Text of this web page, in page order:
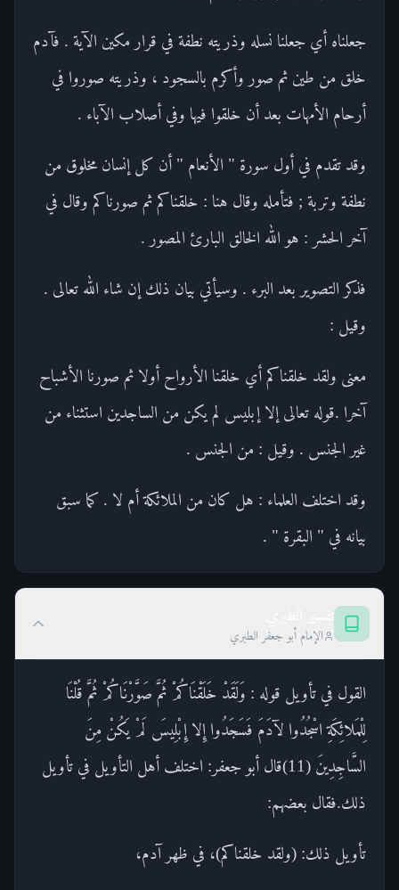
جعلناه أي جعلنا نسله وذريته نطفة في قرار مكين الآية . فآدم
خلق من طين ثم صور وأكرم بالسجود ، وذريته صوروا في
أرحام الأمهات بعد أن خلقوا فيها وفي أصلاب الآباء .
وقد تقدم في أول سورة " الأنعام " أن كل إنسان مخلوق من
نطفة وتربة ; فتأمله وقال هنا : خلقناكم ثم صورناكم وقال في
آخر الحشر : هو الله الخالق البارئ المصور .
فذكر التصوير بعد البرء . وسيأتي بيان ذلك إن شاء الله تعالى .
وقيل :
معنى ولقد خلقناكم أي خلقنا الأرواح أولا ثم صورنا الأشباح
آخرا .قوله تعالى إلا إبليس لم يكن من الساجدين استثناء من
غير الجنس . وقيل : من الجنس .
وقد اختلف العلماء : هل كان من الملائكة أم لا . كما سبق
بيانه في " البقرة " .
الإمام أبو جعفر الطبري
القول في تأويل قوله : وَلَقَدْ خَلَقْنَاكُمْ ثُمَّ صَوَّرْنَاكُمْ ثُمَّ قُلْنَا
لِلْمَلائِكَةِ اسْجُدُوا لآدَمَ فَسَجَدُوا إِلا إِبْلِيسَ لَمْ يَكُنْ مِنَ
السَّاجِدِينَ (11)قال أبو جعفر: اختلف أهل التأويل في تأويل
ذلك.فقال بعضهم:
تأويل ذلك: (ولقد خلقناكم)، في ظهر آدم،